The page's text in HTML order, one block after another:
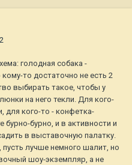
голодная собака -
то достаточно не есть 2
выбирать такое, чтобы у
на него текли. Для кого-
для кого-то - конфетка-
бурно-бурно, и в активности и
в выставочную палатку.
пусть лучше немного шалит, но
шоу-экземпляр, а не